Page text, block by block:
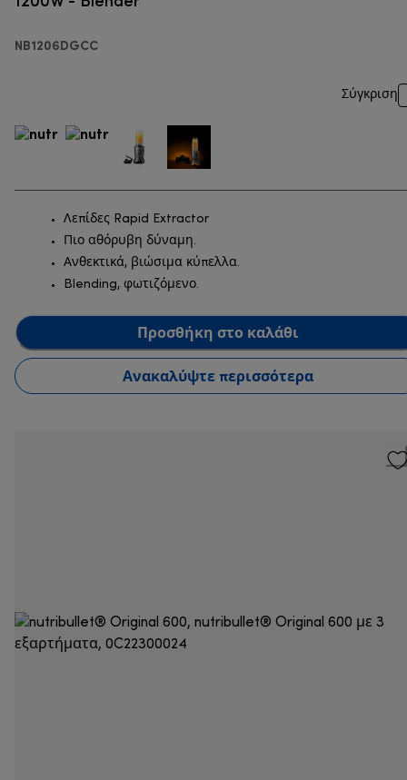
NB1206DGCC
Σύγκριση
Λεπίδες Rapid Extractor
Πιο αθόρυβη δύναμη.
Ανθεκτικά, βιώσιμα κύπελλα.
Blending, φωτιζόμενο.
Προσθήκη στο καλάθι
Ανακαλύψτε περισσότερα